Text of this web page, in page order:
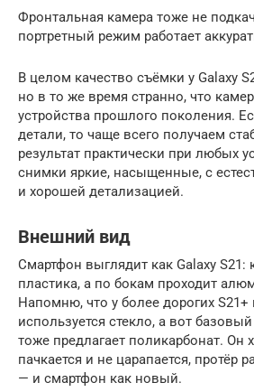
Фронтальная камера тоже не
портретный режим работает
В целом качество съёмки у Galaxy
но в то же время странно, что
устройства прошлого поколения.
детали, то чаще всего получаем
результат практически при любых
снимки яркие, насыщенные, с
и хорошей детализацией.
Внешний вид
Смартфон выглядит как Galaxy
пластика, а по бокам проходит
Напомню, что у более дорогих S21+
используется стекло, а вот базовый
тоже предлагает поликарбонат. Он
пачкается и не царапается, протёр
— и смартфон как новый.